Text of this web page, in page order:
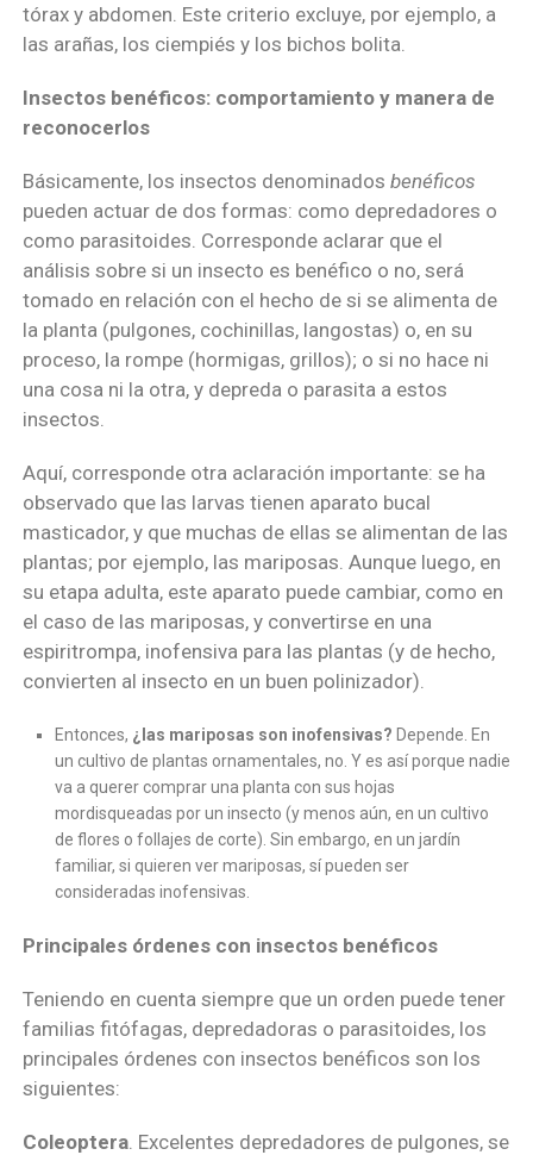
tórax y abdomen. Este criterio excluye, por ejemplo, a
las arañas, los ciempiés y los bichos bolita.
Insectos benéficos: comportamiento y manera de
reconocerlos
Básicamente, los insectos denominados benéficos
pueden actuar de dos formas: como depredadores o
como parasitoides. Corresponde aclarar que el
análisis sobre si un insecto es benéfico o no, será
tomado en relación con el hecho de si se alimenta de
la planta (pulgones, cochinillas, langostas) o, en su
proceso, la rompe (hormigas, grillos); o si no hace ni
una cosa ni la otra, y depreda o parasita a estos
insectos.
Aquí, corresponde otra aclaración importante: se ha
observado que las larvas tienen aparato bucal
masticador, y que muchas de ellas se alimentan de las
plantas; por ejemplo, las mariposas. Aunque luego, en
su etapa adulta, este aparato puede cambiar, como en
el caso de las mariposas, y convertirse en una
espiritrompa, inofensiva para las plantas (y de hecho,
convierten al insecto en un buen polinizador).
Entonces, ¿las mariposas son inofensivas? Depende. En
un cultivo de plantas ornamentales, no. Y es así porque nadie
va a querer comprar una planta con sus hojas
mordisqueadas por un insecto (y menos aún, en un cultivo
de flores o follajes de corte). Sin embargo, en un jardín
familiar, si quieren ver mariposas, sí pueden ser
consideradas inofensivas.
Principales órdenes con insectos benéficos
Teniendo en cuenta siempre que un orden puede tener
familias fitófagas, depredadoras o parasitoides, los
principales órdenes con insectos benéficos son los
siguientes:
Coleoptera. Excelentes depredadores de pulgones, se